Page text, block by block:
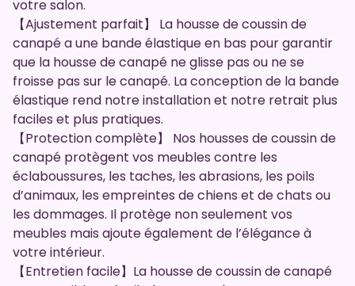
votre salon.
【Ajustement parfait】 La housse de coussin de
canapé a une bande élastique en bas pour garantir
que la housse de canapé ne glisse pas ou ne se
froisse pas sur le canapé. La conception de la bande
élastique rend notre installation et notre retrait plus
faciles et plus pratiques.
【Protection complète】 Nos housses de coussin de
canapé protègent vos meubles contre les
éclaboussures, les taches, les abrasions, les poils
d’animaux, les empreintes de chiens et de chats ou
les dommages. Il protège non seulement vos
meubles mais ajoute également de l’élégance à
votre intérieur.
【Entretien facile】La housse de coussin de canapé